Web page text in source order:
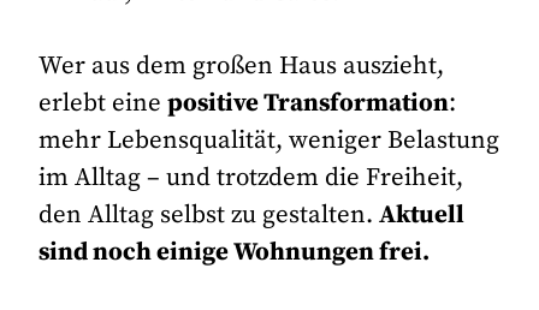
Wer aus dem großen Haus auszieht,
erlebt einepositive Transformation:
mehr Lebensqualität, weniger Belastung
im Alltag – und trotzdem die Freiheit,
den Alltag selbst zu gestalten.Aktuell
sind noch einige Wohnungen frei.